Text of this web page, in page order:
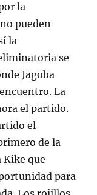
la
pueden
la
se
Jagoba
La
el partido.
el
de la
Kike que
para